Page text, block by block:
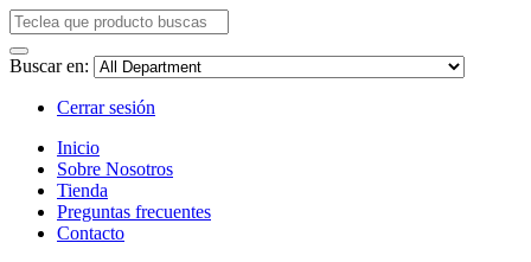
Buscar en:
Cerrar sesión
Inicio
Sobre Nosotros
Tienda
Preguntas frecuentes
Contacto